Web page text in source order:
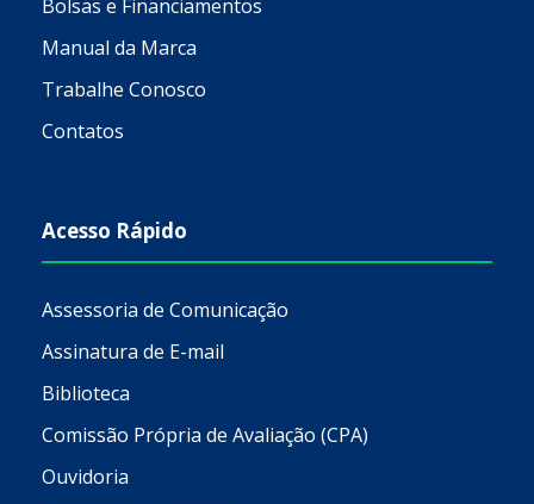
Bolsas e Financiamentos
Manual da Marca
Trabalhe Conosco
Contatos
Acesso Rápido
Assessoria de Comunicação
Assinatura de E-mail
Biblioteca
Comissão Própria de Avaliação (CPA)
Ouvidoria